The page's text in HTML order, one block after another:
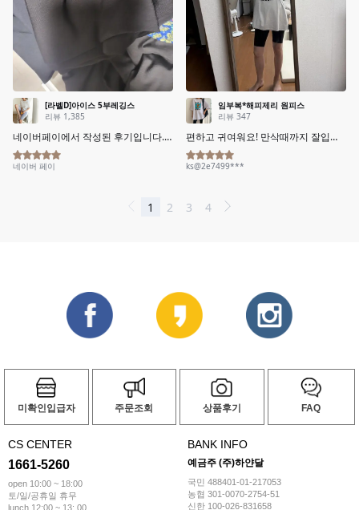
미확인입급자 주문조회 상품후기 FAQ
CS CENTER
1661-5260
open 10:00 ~ 18:00
토/일/공휴일 휴무
lunch 12:00 ~ 13: 00
BANK INFO
예금주 (주)하얀달
국민 488401-01-217053
농협 301-0070-2754-51
신한 100-026-831658